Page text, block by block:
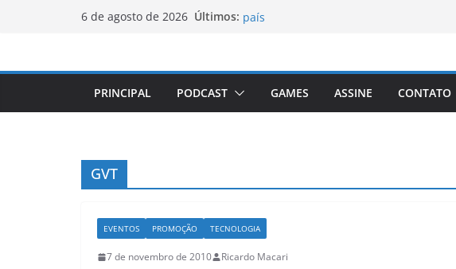
conteúdo
6 de agosto de 2026 Últimos: país
Tecnologia portuguesa elimina o novo
mobilidade dos jovens
Loot-boxes: um problema dos video-
PRINCIPAL PODCAST GAMES ASSINE CONTATO
GVT
EVENTOS PROMOÇÃO TECNOLOGIA
7 de novembro de 2010 Ricardo Macari